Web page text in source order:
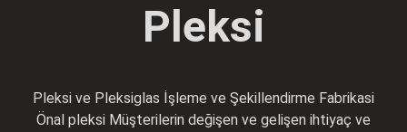
Pleksi
Pleksi ve Pleksiglas İşleme ve Şekillendirme Fabrikasi
Önal pleksi Müşterilerin değişen ve gelişen ihtiyaç ve